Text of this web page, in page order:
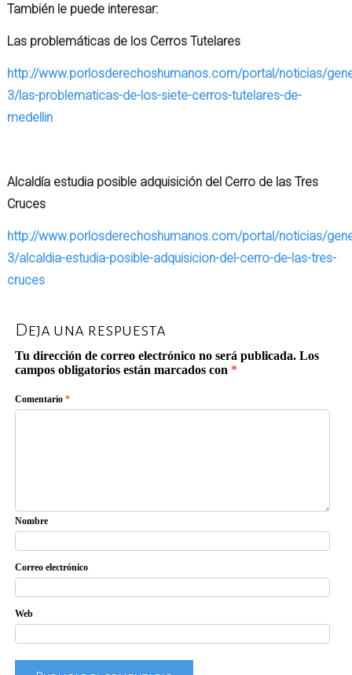
También le puede interesar:
Las problemáticas de los Cerros Tutelares
http://www.porlosderechoshumanos.com/portal/noticias/
3/las-problematicas-de-los-siete-cerros-tutelares-de-
medellin
Alcaldía estudia posible adquisición del Cerro de las Tres
Cruces
http://www.porlosderechoshumanos.com/portal/noticias/
3/alcaldia-estudia-posible-adquisicion-del-cerro-de-las-tres-
cruces
Deja una respuesta
Tu dirección de correo electrónico no será publicada. Los
campos obligatorios están marcados con *
Comentario*
Nombre
Correo electrónico
Web